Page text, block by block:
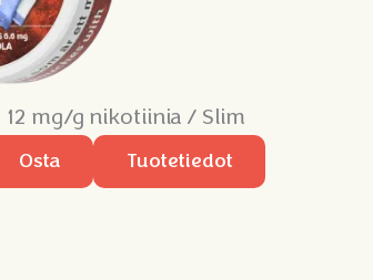
12 mg/g nikotiinia / Slim
Osta Tuotetiedot